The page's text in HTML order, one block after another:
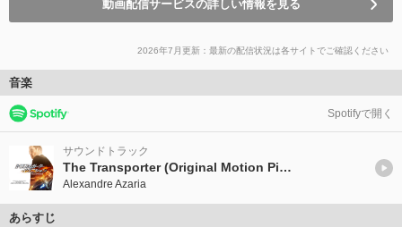
動画配信サービスの詳しい情報を見る
2026年7月更新：最新の配信状況は各サイトでご確認ください
音楽
Spotifyで開く
サウンドトラック
The Transporter (Original Motion Picture Soundtrack)
Alexandre Azaria
あらすじ